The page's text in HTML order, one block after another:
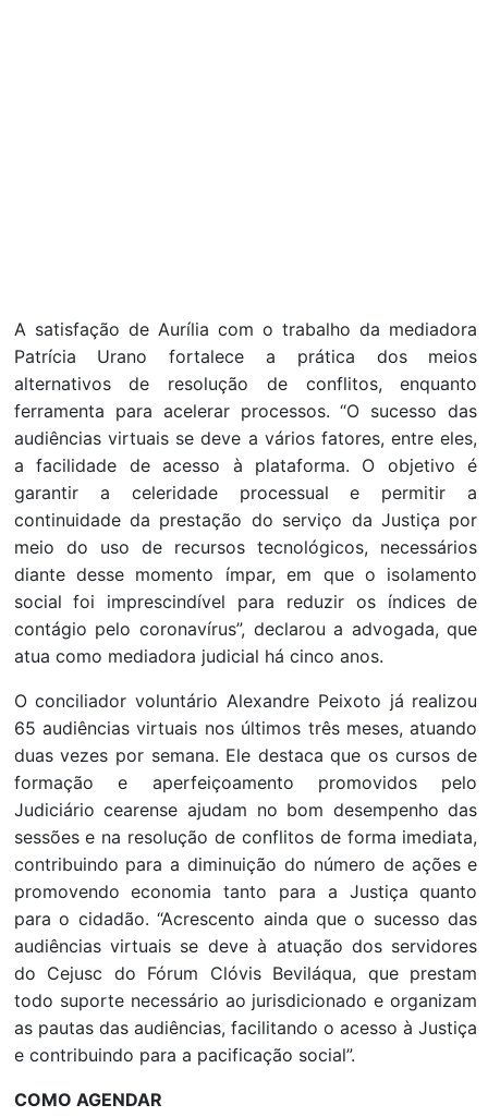
A satisfação de Aurília com o trabalho da mediadora
Patrícia Urano fortalece a prática dos meios
alternativos de resolução de conflitos, enquanto
ferramenta para acelerar processos. “O sucesso das
audiências virtuais se deve a vários fatores, entre eles,
a facilidade de acesso à plataforma. O objetivo é
garantir a celeridade processual e permitir a
continuidade da prestação do serviço da Justiça por
meio do uso de recursos tecnológicos, necessários
diante desse momento ímpar, em que o isolamento
social foi imprescindível para reduzir os índices de
contágio pelo coronavírus”, declarou a advogada, que
atua como mediadora judicial há cinco anos.
O conciliador voluntário Alexandre Peixoto já realizou
65 audiências virtuais nos últimos três meses, atuando
duas vezes por semana. Ele destaca que os cursos de
formação e aperfeiçoamento promovidos pelo
Judiciário cearense ajudam no bom desempenho das
sessões e na resolução de conflitos de forma imediata,
contribuindo para a diminuição do número de ações e
promovendo economia tanto para a Justiça quanto
para o cidadão. “Acrescento ainda que o sucesso das
audiências virtuais se deve à atuação dos servidores
do Cejusc do Fórum Clóvis Beviláqua, que prestam
todo suporte necessário ao jurisdicionado e organizam
as pautas das audiências, facilitando o acesso à Justiça
e contribuindo para a pacificação social”.
COMO AGENDAR